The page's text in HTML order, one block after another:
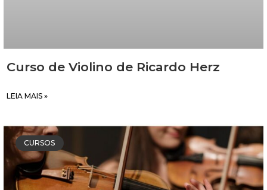
Curso de Violino de Ricardo Herz
LEIA MAIS »
CURSOS